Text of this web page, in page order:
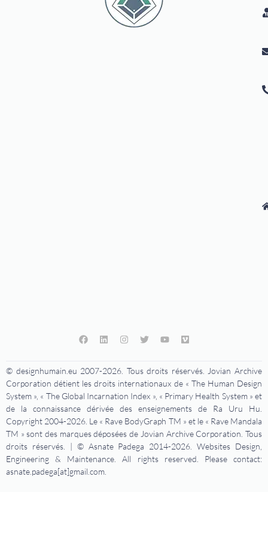
© designhumain.eu 2007-2026. Tous droits réservés. Jovian Archive
Corporation détient les droits internationaux de « The Human Design
System », « The Global Incarnation Index », « Primary Health System » et
de la connaissance dérivée des enseignements de Ra Uru Hu.
Copyright 2004-2026. Le « Rave BodyGraph TM » et le « Rave Mandala
TM » sont des marques déposées de Jovian Archive Corporation. Tous
droits réservés. | © Asnate Padega 2014-2026. Websites Design,
Engineering & Maintenance. All rights reserved. Please contact:
asnate.padega[at]gmail.com.